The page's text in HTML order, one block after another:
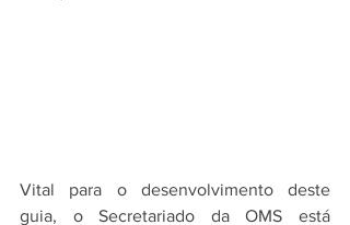
Vital para o desenvolvimento deste
guia, o Secretariado da OMS está